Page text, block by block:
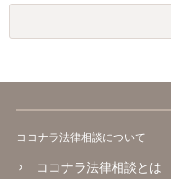
ココナラ法律相談について
ココナラ法律相談とは